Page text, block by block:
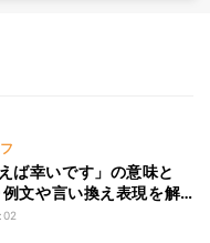
ば幸いです」の意味と
文や言い換え表現を解